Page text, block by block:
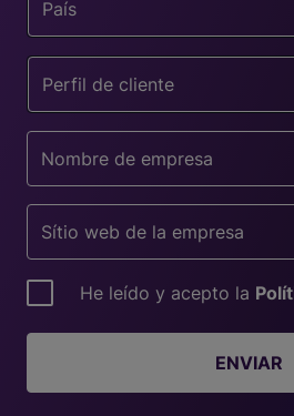
País
Perfil de cliente
He leído y acepto la
ENVIAR